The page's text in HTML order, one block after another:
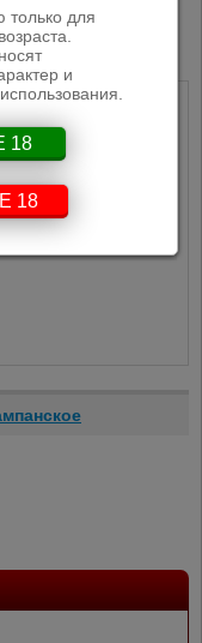
Пино Нуар: 37%
для
и
18
18